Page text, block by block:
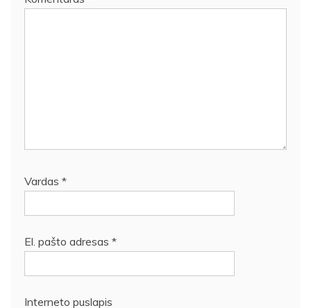
Vardas *
El. pašto adresas *
Interneto puslapis